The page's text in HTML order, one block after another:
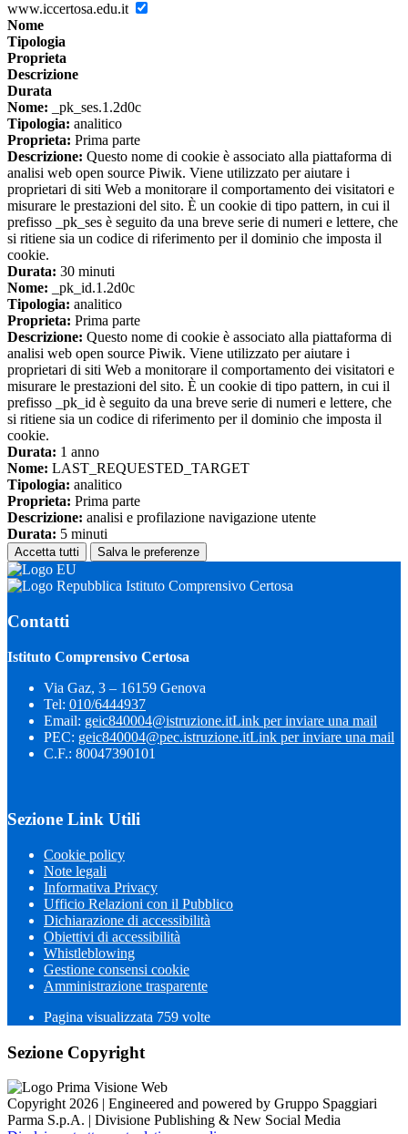
www.iccertosa.edu.it
Nome
Tipologia
Proprieta
Descrizione
Durata
Nome: _pk_ses.1.2d0c
Tipologia: analitico
Proprieta: Prima parte
Descrizione: Questo nome di cookie è associato alla piattaforma di
analisi web open source Piwik. Viene utilizzato per aiutare i
proprietari di siti Web a monitorare il comportamento dei visitatori e
misurare le prestazioni del sito. È un cookie di tipo pattern, in cui il
prefisso _pk_ses è seguito da una breve serie di numeri e lettere, che
si ritiene sia un codice di riferimento per il dominio che imposta il
cookie.
Durata: 30 minuti
Nome: _pk_id.1.2d0c
Tipologia: analitico
Proprieta: Prima parte
Descrizione: Questo nome di cookie è associato alla piattaforma di
analisi web open source Piwik. Viene utilizzato per aiutare i
proprietari di siti Web a monitorare il comportamento dei visitatori e
misurare le prestazioni del sito. È un cookie di tipo pattern, in cui il
prefisso _pk_id è seguito da una breve serie di numeri e lettere, che
si ritiene sia un codice di riferimento per il dominio che imposta il
cookie.
Durata: 1 anno
Nome: LAST_REQUESTED_TARGET
Tipologia: analitico
Proprieta: Prima parte
Descrizione: analisi e profilazione navigazione utente
Durata: 5 minuti
Accetta tutti Salva le preferenze
Istituto Comprensivo Certosa
Contatti
Istituto Comprensivo Certosa
Via Gaz, 3 – 16159 Genova
Tel: 010/6444937
Email: geic840004@istruzione.itLink per inviare una mail
PEC: geic840004@pec.istruzione.itLink per inviare una mail
C.F.: 80047390101
Sezione Link Utili
Cookie policy
Note legali
Informativa Privacy
Ufficio Relazioni con il Pubblico
Dichiarazione di accessibilità
Obiettivi di accessibilità
Whistleblowing
Gestione consensi cookie
Amministrazione trasparente
Pagina visualizzata 759 volte
Sezione Copyright
Copyright 2026 | Engineered and powered by Gruppo Spaggiari
Parma S.p.A. | Divisione Publishing & New Social Media